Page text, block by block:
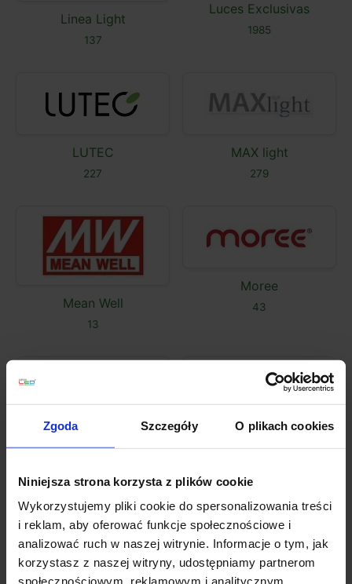
Zgoda Szczegóły O plikach cookies
Niniejsza strona korzysta z plików cookie
Wykorzystujemy pliki cookie do spersonalizowania treści
i reklam, aby oferować funkcje społecznościowe i
analizować ruch w naszej witrynie. Informacje o tym, jak
korzystasz z naszej witryny, udostępniamy partnerom
społecznościowym, reklamowym i analitycznym.
Linea Light
137
Luces Exclusivas
1985
LUTEC
227
MAX light
279
Mean Well
13
Moree
43
Novolux
OXYLED/LOONARI